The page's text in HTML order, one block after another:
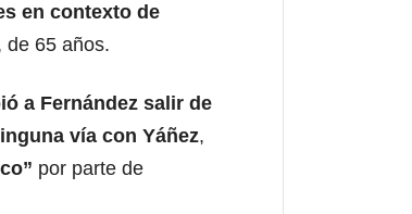
en contexto de
de 65 años.
a Fernández salir de
vía con Yáñez,
por parte de